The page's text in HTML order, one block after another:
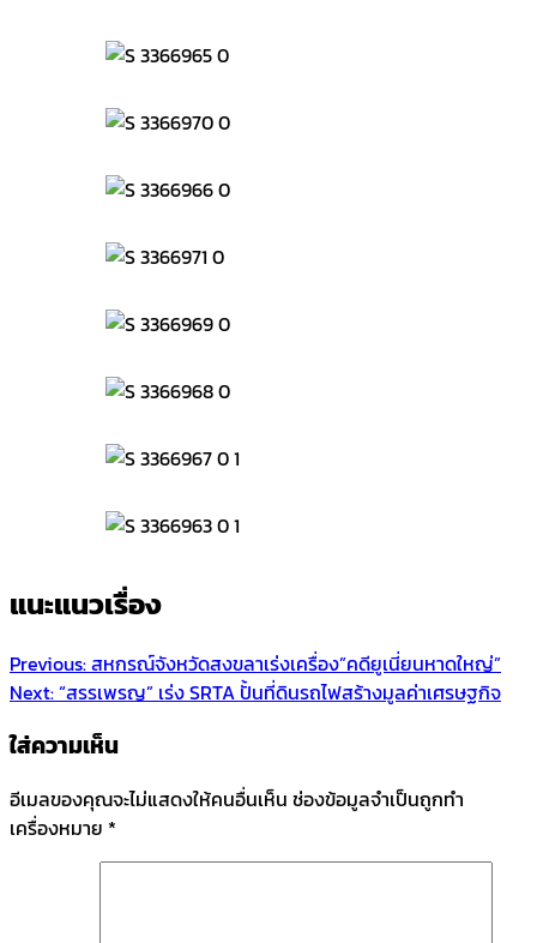
แนะแนวเรื่อง
Previous:สหกรณ์จังหวัดสงขลาเร่งเครื่อง”คดียูเนี่ยนหาดใหญ่”
Next:“สรรเพรญ” เร่ง SRTA ปั้นที่ดินรถไฟสร้างมูลค่าเศรษฐกิจ
ใส่ความเห็น
อีเมลของคุณจะไม่แสดงให้คนอื่นเห็น ช่องข้อมูลจำเป็นถูกทำ
เครื่องหมาย *